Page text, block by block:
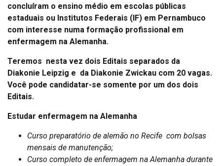
concluíram o ensino médio em escolas públicas
estaduais ou Institutos Federais (IF) em Pernambuco
com interesse numa formação profissional em
enfermagem na Alemanha.
Teremos nesta vez dois Editais separados da
Diakonie Leipzig e da Diakonie Zwickau com 20 vagas.
Você pode candidatar-se somente por um dos dois
Editais.
Estudar enfermagem na Alemanha
Curso preparatório de alemão no Recife com bolsas
mensais de manutenção;
Curso completo de enfermagem na Alemanha durante